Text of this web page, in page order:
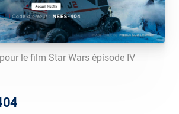
le film Star Wars épisode IV